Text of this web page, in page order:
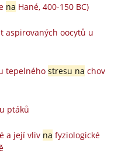
na Hané, 400-150 BC)
aspirovaných oocytů u
tepelného stresu na chov
ptáků
a její vliv na fyziologické